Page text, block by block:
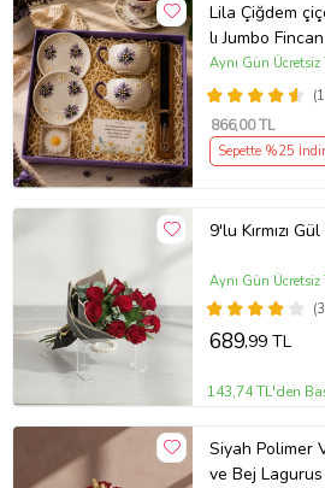
Lila Çiğdem
lı Jumbo
Papatya
Aynı Gün Ücretsiz
866,00 TL
Sepette %25
9'lu Kırmızı
Aynı Gün Ücretsiz
689,99 TL
143,74 TL'den
Siyah Polimer
ve Bej Lagurus